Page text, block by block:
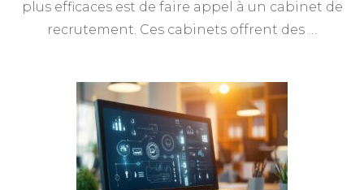
plus efficaces est de faire appel à un cabinet de
recrutement. Ces cabinets offrent des …